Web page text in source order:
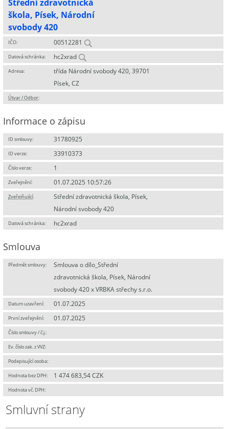
Střední zdravotnická
škola, Písek, Národní
svobody 420
IČO: 00512281
Datová schránka: hc2xrad
Adresa:
třída Národní svobody 420, 39701
Písek, CZ
Útvar / Odbor:
Informace o zápisu
ID smlouvy: 31780925
ID verze: 33910373
Číslo verze: 1
Zveřejnění: 01.07.2025 10:57:26
Zveřejňující:
Střední zdravotnická škola, Písek,
Národní svobody 420
Datová schránka: hc2xrad
Smlouva
Předmět smlouvy:
Smlouva o dílo_Střední
zdravotnická škola, Písek, Národní
svobody 420 x VRBKA střechy s.r.o.
Datum uzavření: 01.07.2025
První zveřejnění: 01.07.2025
Číslo smlouvy / č.j.:
Ev. číslo zak. z VVZ:
Podepisující osoba:
Hodnota bez DPH: 1 474 683,54 CZK
Hodnota vč. DPH:
Smluvní strany